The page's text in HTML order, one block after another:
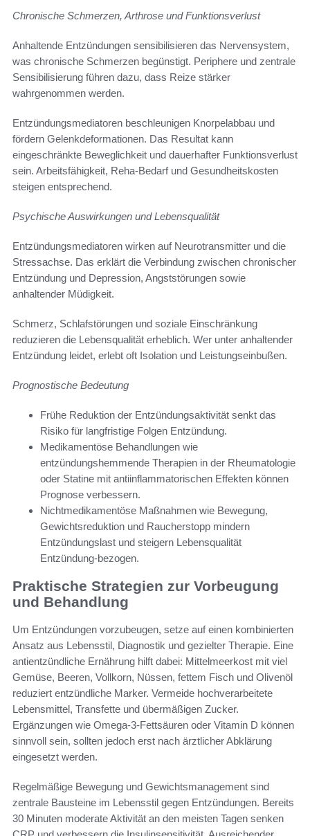
Chronische Schmerzen, Arthrose und Funktionsverlust
Anhaltende Entzündungen sensibilisieren das Nervensystem,
was chronische Schmerzen begünstigt. Periphere und zentrale
Sensibilisierung führen dazu, dass Reize stärker
wahrgenommen werden.
Entzündungsmediatoren beschleunigen Knorpelabbau und
fördern Gelenkdeformationen. Das Resultat kann
eingeschränkte Beweglichkeit und dauerhafter Funktionsverlust
sein. Arbeitsfähigkeit, Reha-Bedarf und Gesundheitskosten
steigen entsprechend.
Psychische Auswirkungen und Lebensqualität
Entzündungsmediatoren wirken auf Neurotransmitter und die
Stressachse. Das erklärt die Verbindung zwischen chronischer
Entzündung und Depression, Angststörungen sowie
anhaltender Müdigkeit.
Schmerz, Schlafstörungen und soziale Einschränkung
reduzieren die Lebensqualität erheblich. Wer unter anhaltender
Entzündung leidet, erlebt oft Isolation und Leistungseinbußen.
Prognostische Bedeutung
Frühe Reduktion der Entzündungsaktivität senkt das
Risiko für langfristige Folgen Entzündung.
Medikamentöse Behandlungen wie
entzündungshemmende Therapien in der Rheumatologie
oder Statine mit antiinflammatorischen Effekten können
Prognose verbessern.
Nichtmedikamentöse Maßnahmen wie Bewegung,
Gewichtsreduktion und Raucherstopp mindern
Entzündungslast und steigern Lebensqualität
Entzündung-bezogen.
Praktische Strategien zur Vorbeugung
und Behandlung
Um Entzündungen vorzubeugen, setze auf einen kombinierten
Ansatz aus Lebensstil, Diagnostik und gezielter Therapie. Eine
antientzündliche Ernährung hilft dabei: Mittelmeerkost mit viel
Gemüse, Beeren, Vollkorn, Nüssen, fettem Fisch und Olivenöl
reduziert entzündliche Marker. Vermeide hochverarbeitete
Lebensmittel, Transfette und übermäßigen Zucker.
Ergänzungen wie Omega-3-Fettsäuren oder Vitamin D können
sinnvoll sein, sollten jedoch erst nach ärztlicher Abklärung
eingesetzt werden.
Regelmäßige Bewegung und Gewichtsmanagement sind
zentrale Bausteine im Lebensstil gegen Entzündungen. Bereits
30 Minuten moderate Aktivität an den meisten Tagen senken